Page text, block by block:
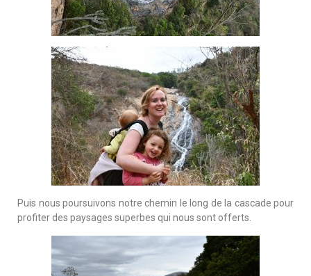
Puis nous poursuivons notre chemin le long de la cascade pour
profiter des paysages superbes qui nous sont offerts.